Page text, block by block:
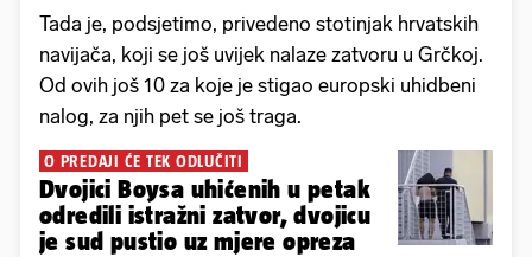
Tada je, podsjetimo, privedeno stotinjak hrvatskih
navijača, koji se još uvijek nalaze zatvoru u Grčkoj.
Od ovih još 10 za koje je stigao europski uhidbeni
nalog, za njih pet se još traga.
O PREDAJI ĆE TEK ODLUČITI
Dvojici Boysa uhićenih u petak
odredili istražni zatvor, dvojicu
je sud pustio uz mjere opreza